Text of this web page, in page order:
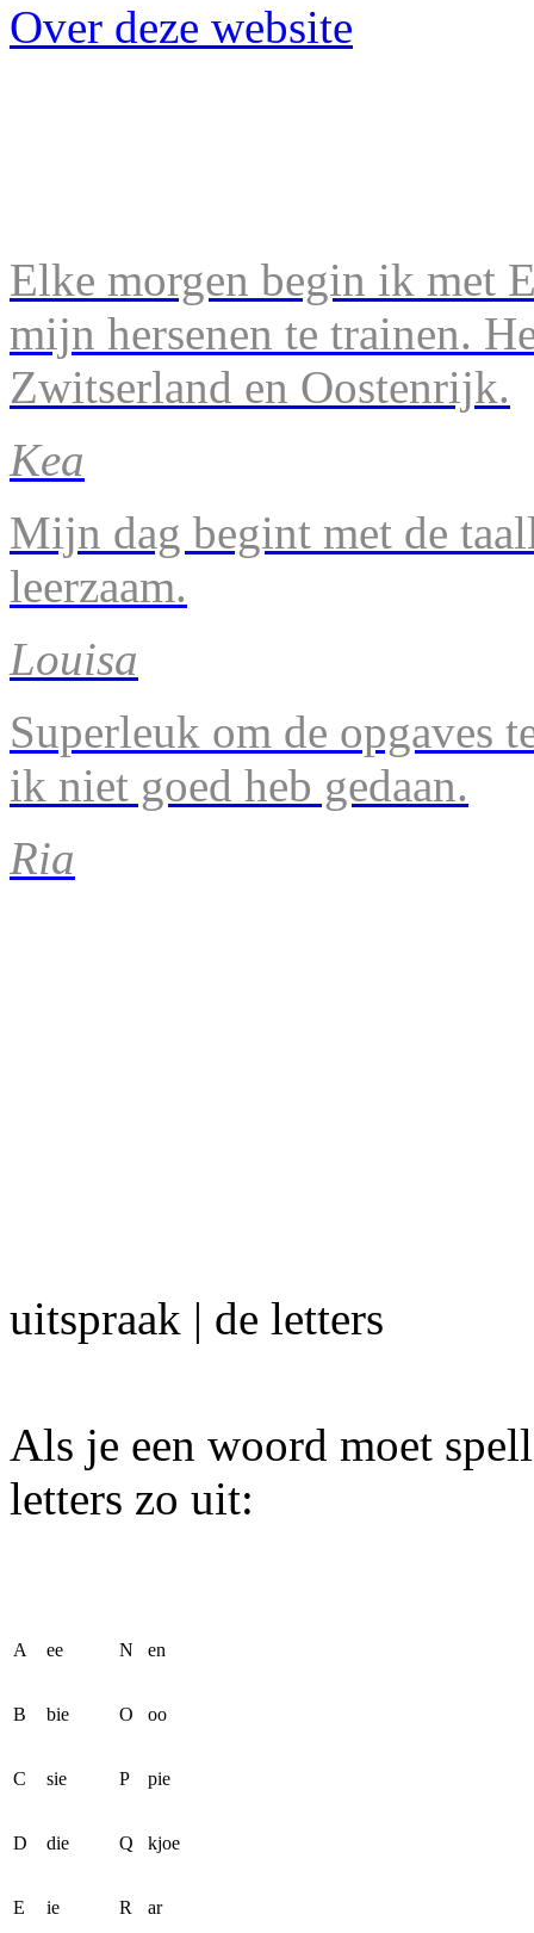
Over deze website
Elke morgen begin ik met
mijn hersenen te trainen.
Zwitserland en Oostenrijk.
Kea
Mijn dag begint met de
leerzaam.
Louisa
Superleuk om de opgaves
ik niet goed heb gedaan.
Ria
uitspraak | de letters
Als je een woord moet
letters zo uit:
A ee N en
B bie O oo
C sie P pie
D die Q kjoe
E ie R ar